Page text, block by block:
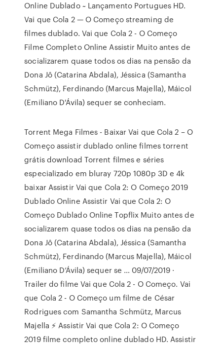
Online Dublado ~ Lançamento Portugues HD.
Vai que Cola 2 — O Começo streaming de
filmes dublado. Vai que Cola 2 - O Começo
Filme Completo Online Assistir Muito antes de
socializarem quase todos os dias na pensão da
Dona Jô (Catarina Abdala), Jéssica (Samantha
Schmütz), Ferdinando (Marcus Majella), Máicol
(Emiliano D'Ávila) sequer se conheciam.
Torrent Mega Filmes - Baixar Vai que Cola 2 – O
Começo assistir dublado online filmes torrent
grátis download Torrent filmes e séries
especializado em bluray 720p 1080p 3D e 4k
baixar Assistir Vai que Cola 2: O Começo 2019
Dublado Online Assistir Vai que Cola 2: O
Começo Dublado Online Topflix Muito antes de
socializarem quase todos os dias na pensão da
Dona Jô (Catarina Abdala), Jéssica (Samantha
Schmütz), Ferdinando (Marcus Majella), Máicol
(Emiliano D’Ávila) sequer se … 09/07/2019 ·
Trailer do filme Vai que Cola 2 - O Começo. Vai
que Cola 2 - O Começo um filme de César
Rodrigues com Samantha Schmütz, Marcus
Majella ⚡ Assistir Vai que Cola 2: O Começo
2019 filme completo online dublado HD. Assistir